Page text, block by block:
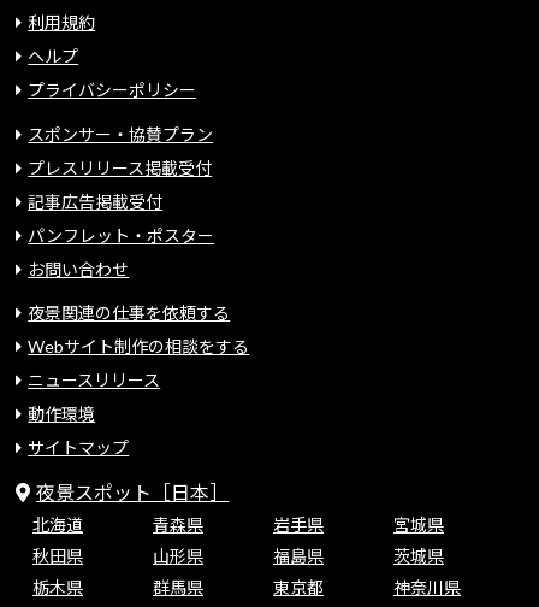
利用規約
ヘルプ
プライバシーポリシー
スポンサー・協賛プラン
プレスリリース掲載受付
記事広告掲載受付
パンフレット・ポスター
お問い合わせ
夜景関連の仕事を依頼する
Webサイト制作の相談をする
ニュースリリース
動作環境
サイトマップ
夜景スポット［日本］
北海道 青森県 岩手県
宮城県
秋田県
山形県 福島県
茨城県
栃木県
群馬県 東京都
神奈川県